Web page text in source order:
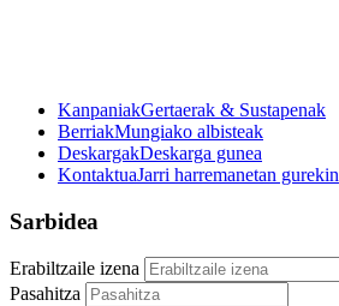
KanpaniakGertaerak & Sustapenak
BerriakMungiako albisteak
DeskargakDeskarga gunea
KontaktuaJarri harremanetan gurekin
Sarbidea
Erabiltzaile izena
Pasahitza